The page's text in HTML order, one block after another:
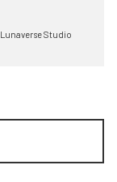
Lunaverse Studio